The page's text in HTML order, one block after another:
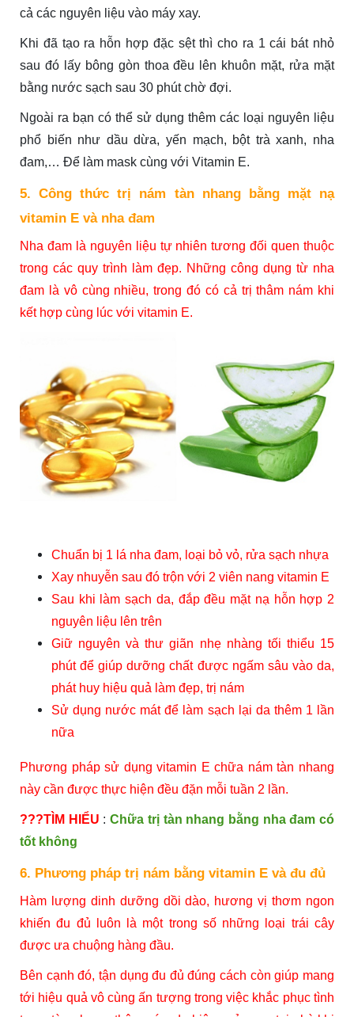
cả các nguyên liệu vào máy xay.
Khi đã tạo ra hỗn hợp đặc sệt thì cho ra 1 cái bát nhỏ
sau đó lấy bông gòn thoa đều lên khuôn mặt, rửa mặt
bằng nước sạch sau 30 phút chờ đợi.
Ngoài ra bạn có thể sử dụng thêm các loại nguyên liệu
phổ biến như dầu dừa, yến mạch, bột trà xanh, nha
đam,… Để làm mask cùng với Vitamin E.
5. Công thức trị nám tàn nhang bằng mặt nạ
vitamin E và nha đam
Nha đam là nguyên liệu tự nhiên tương đối quen thuộc
trong các quy trình làm đẹp. Những công dụng từ nha
đam là vô cùng nhiều, trong đó có cả trị thâm nám khi
kết hợp cùng lúc với vitamin E.
Chuẩn bị 1 lá nha đam, loại bỏ vỏ, rửa sạch nhựa
Xay nhuyễn sau đó trộn với 2 viên nang vitamin E
Sau khi làm sạch da, đắp đều mặt nạ hỗn hợp 2
nguyên liệu lên trên
Giữ nguyên và thư giãn nhẹ nhàng tối thiểu 15
phút để giúp dưỡng chất được ngấm sâu vào da,
phát huy hiệu quả làm đẹp, trị nám
Sử dụng nước mát để làm sạch lại da thêm 1 lần
nữa
Phương pháp sử dụng vitamin E chữa nám tàn nhang
này cần được thực hiện đều đặn mỗi tuần 2 lần.
???TÌM HIỂU :Chữa trị tàn nhang bằng nha đam có
tốt không
6. Phương pháp trị nám bằng vitamin E và đu đủ
Hàm lượng dinh dưỡng dồi dào, hương vị thơm ngon
khiến đu đủ luôn là một trong số những loại trái cây
được ưa chuộng hàng đầu.
Bên cạnh đó, tận dụng đu đủ đúng cách còn giúp mang
tới hiệu quả vô cùng ấn tượng trong việc khắc phục tình